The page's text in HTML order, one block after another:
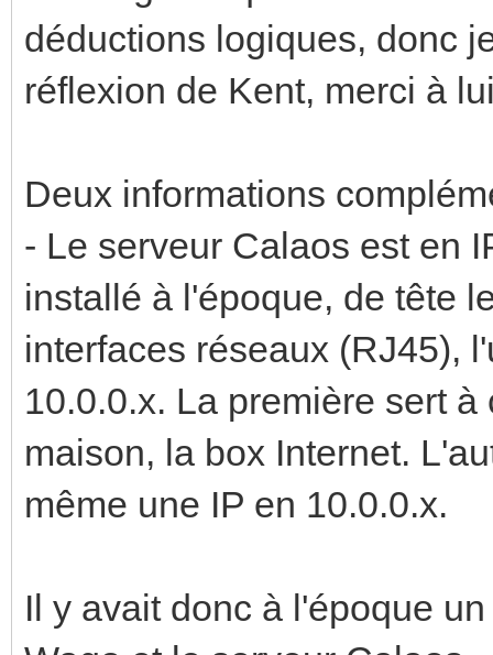
déductions logiques, donc
réflexion de Kent, merci à
Deux informations
- Le serveur Calaos est en
installé à l'époque, de tête
interfaces réseaux (RJ45),
10.0.0.x. La première sert
maison, la box Internet.
même une IP en 10.0.0.x.
Il y avait donc à l'époque